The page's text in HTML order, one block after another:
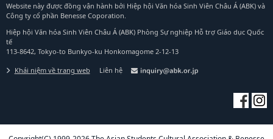
Website này được đồng vận hành bởi Hiệp hội Văn hóa Sinh Viên Châu Á (ABK) và
Công ty cổ phần Benesse Coporation.
Hiệp hội Văn hóa Sinh Viên Châu Á (ABK) Phòng Sự nghiệp Hỗ trợ Giáo dục Quốc
tế
113-8642, Tokyo-to Bunkyo-ku Honkomagome 2-12-13
Khái niệm về trang web Liên hệ